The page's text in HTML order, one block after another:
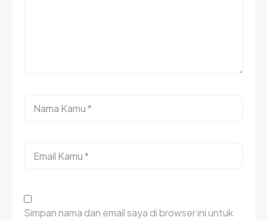
Simpan nama dan email saya di browser ini untuk